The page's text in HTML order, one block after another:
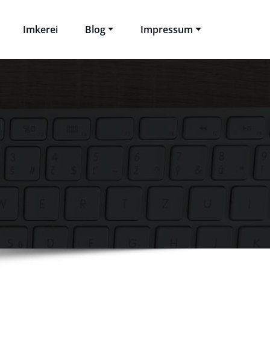
Imkerei Blog Impressum